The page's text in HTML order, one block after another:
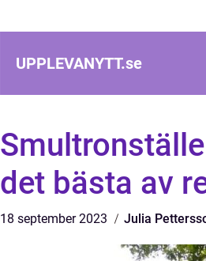
UPPLEVANYTT.se
det bästa av
18 september 2023 Julia